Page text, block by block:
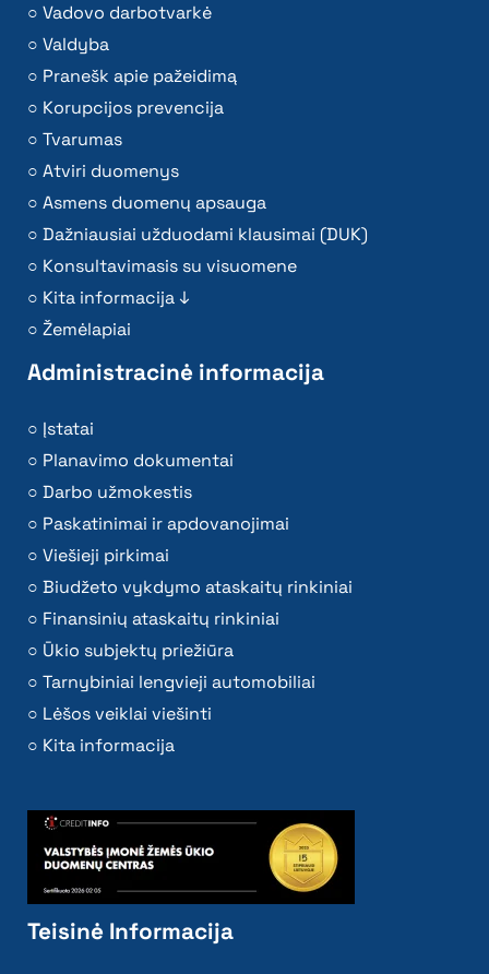
Vadovo darbotvarkė
Valdyba
Pranešk apie pažeidimą
Korupcijos prevencija
Tvarumas
Atviri duomenys
Asmens duomenų apsauga
Dažniausiai užduodami klausimai (DUK)
Konsultavimasis su visuomene
Kita informacija ↓
Žemėlapiai
Administracinė informacija
Įstatai
Planavimo dokumentai
Darbo užmokestis
Paskatinimai ir apdovanojimai
Viešieji pirkimai
Biudžeto vykdymo ataskaitų rinkiniai
Finansinių ataskaitų rinkiniai
Ūkio subjektų priežiūra
Tarnybiniai lengvieji automobiliai
Lėšos veiklai viešinti
Kita informacija
Teisinė Informacija